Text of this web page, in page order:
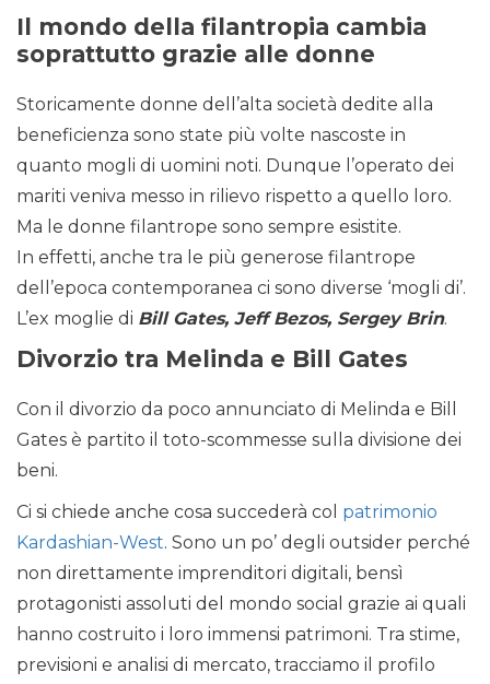
Il mondo della filantropia cambia
soprattutto grazie alle donne
Storicamente donne dell’alta società dedite alla
beneficienza sono state più volte nascoste in
quanto mogli di uomini noti. Dunque l’operato dei
mariti veniva messo in rilievo rispetto a quello loro.
Ma le donne filantrope sono sempre esistite.
In effetti, anche tra le più generose filantrope
dell’epoca contemporanea ci sono diverse ‘mogli di’.
L’ex moglie di Bill Gates, Jeff Bezos, Sergey Brin.
Divorzio tra Melinda e Bill Gates
Con il divorzio da poco annunciato di Melinda e Bill
Gates è partito il toto-scommesse sulla divisione dei
beni.
Ci si chiede anche cosa succederà col patrimonio
Kardashian-West. Sono un po’ degli outsider perché
non direttamente imprenditori digitali, bensì
protagonisti assoluti del mondo social grazie ai quali
hanno costruito i loro immensi patrimoni. Tra stime,
previsioni e analisi di mercato, tracciamo il profilo